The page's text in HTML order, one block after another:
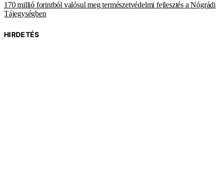
170 millió forintból valósul meg természetvédelmi fejlesztés a Nógrádi
Tájegységben
HIRDETÉS